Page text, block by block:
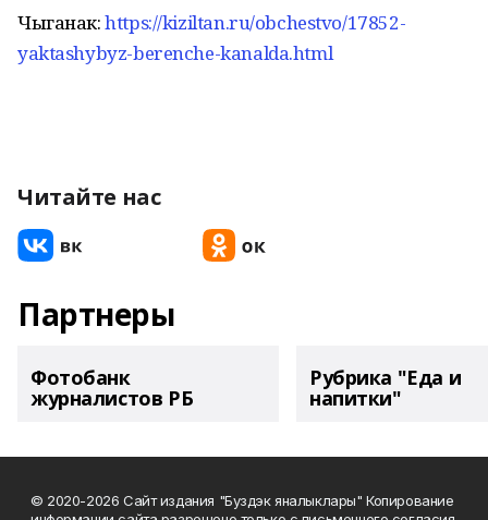
Чыганак:https://kiziltan.ru/obchestvo/17852-
yaktashybyz-berenche-kanalda.html
Читайте нас
Партнеры
Фотобанк
журналистов РБ
Рубрика "Еда и
напитки"
© 2020-2026 Сайт издания "Буздэк яналыклары" Копирование